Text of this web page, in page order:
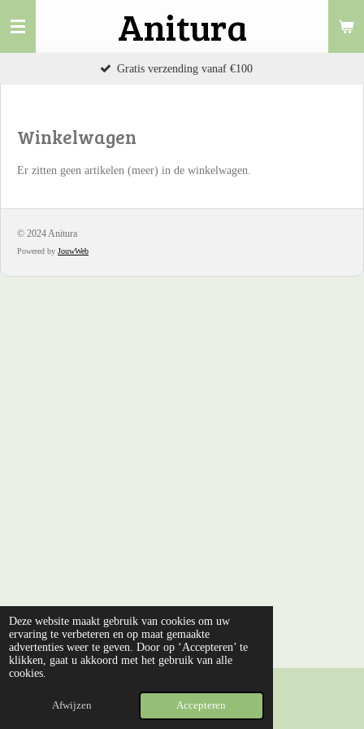
Deze website maakt gebruik van cookies om uw
ervaring te verbeteren en op maat gemaakte
advertenties weer te geven. Door op ‘Accepteren’ te
klikken, gaat u akkoord met het gebruik van alle
cookies.
Afwijzen Accepteren
Ga
direct
Anitura
Gratis verzending vanaf €100
Winkelwagen
Er zitten geen artikelen (meer) in de winkelwagen.
© 2024 Anitura
Powered by JouwWeb
E-mailadres